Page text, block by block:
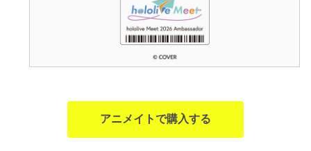
アニメイトで購入する